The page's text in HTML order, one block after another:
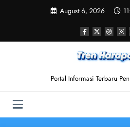
August 6, 2026
Portal Informasi Terbaru